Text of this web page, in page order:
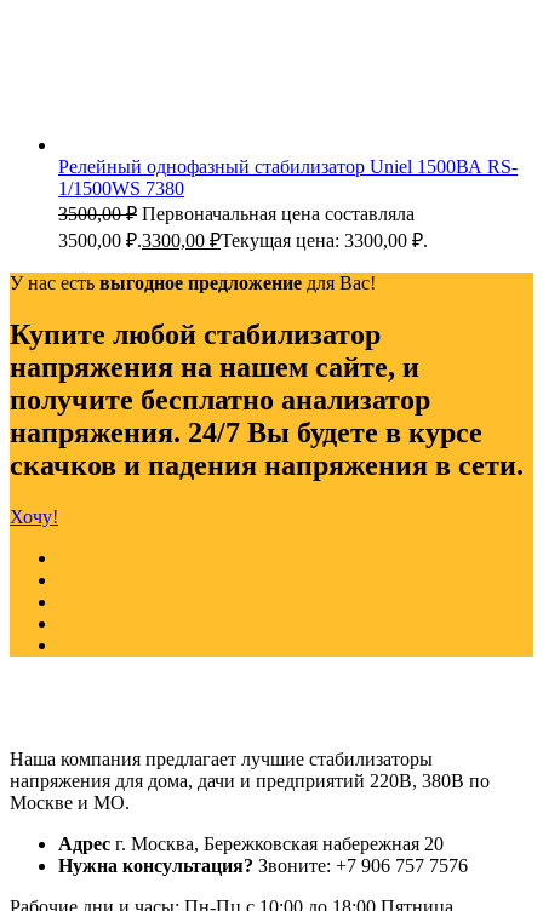
Релейный однофазный стабилизатор Uniel 1500ВА RS-
1/1500WS 7380
3500,00₽ Первоначальная цена составляла
3500,00 ₽.3300,00 ₽Текущая цена: 3300,00 ₽.
У нас есть выгодное предложение для Вас!
Купите любой стабилизатор
напряжения на нашем сайте, и
получите бесплатно анализатор
напряжения. 24/7 Вы будете в курсе
скачков и падения напряжения в сети.
Хочу!
Наша компания предлагает лучшие стабилизаторы
напряжения для дома, дачи и предприятий 220В, 380В по
Москве и МО.
Адрес г. Москва, Бережковская набережная 20
Нужна консультация? Звоните: +7 906 757 7576
Рабочие дни и часы: Пн-Пц с 10:00 до 18:00 Пятница